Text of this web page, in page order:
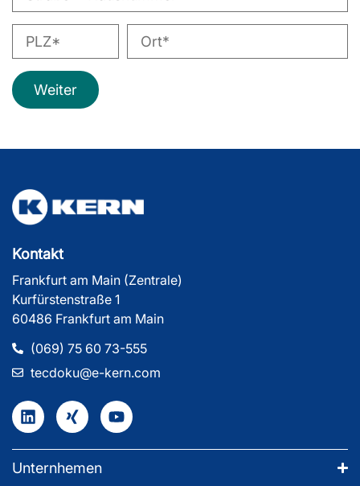
Weiter
Kontakt
Frankfurt am Main (Zentrale)
Kurfürstenstraße 1
60486 Frankfurt am Main
(069) 75 60 73-555
tecdoku@e-kern.com
Unternhemen